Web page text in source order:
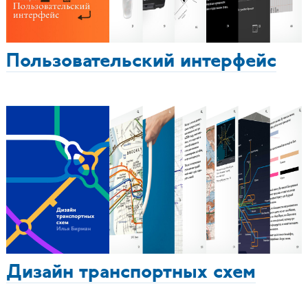
Пользовательский интерфейс
Дизайн транспортных схем